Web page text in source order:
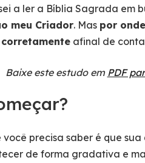
a ler a Bíblia Sagrada em
meu Criador. Mas por
afinal de
Baixe este estudo em PDF
precisa saber é que sua
de forma gradativa e